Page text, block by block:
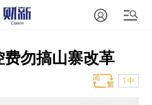
勿搞山寨改革
T中